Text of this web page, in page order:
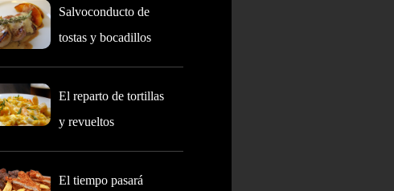
Salvoconducto de
tostas y bocadillos
El reparto de tortillas
y revueltos
El tiempo pasará